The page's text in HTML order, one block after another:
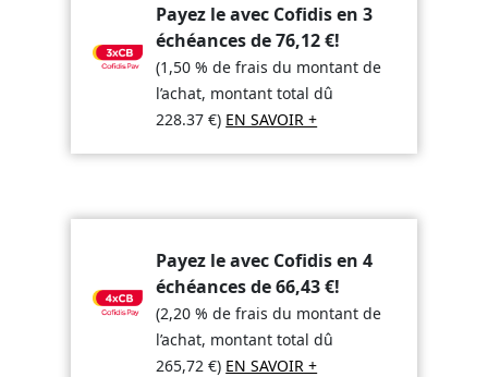
Payez le avec Cofidis en 3
échéances de76,12€!
(1,50 % de frais du montant de
l’achat, montant total dû
228.37€) EN SAVOIR +
Payez le avec Cofidis en 4
échéances de66,43€!
(2,20 % de frais du montant de
l’achat, montant total dû
265,72€) EN SAVOIR +